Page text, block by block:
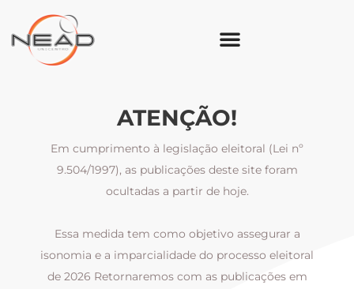
ATENÇÃO!
Em cumprimento à legislação eleitoral (Lei nº
9.504/1997), as publicações deste site foram
ocultadas a partir de hoje.
Essa medida tem como objetivo assegurar a
isonomia e a imparcialidade do processo eleitoral
de 2026 Retornaremos com as publicações em